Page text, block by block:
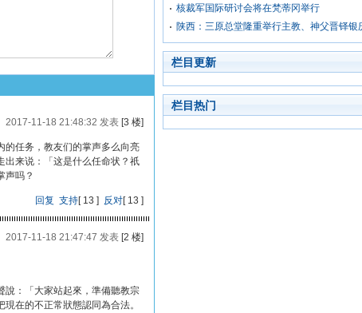
2017-11-18 21:48:32 发表[3 楼]
的任务，教友们的掌声多么向亮
出来说：「这是什么任命状？祇
声吗？
回复 支持[13 ] 反对[13 ]
2017-11-18 21:47:47 发表[2 楼]
說：「大家站起來，準備聽教宗
在的不正常狀態認同為合法。
核裁军国际研讨会将在梵蒂冈举行
陕西：三原总堂隆重举行主教、神父晋铎银
栏目更新
栏目热门